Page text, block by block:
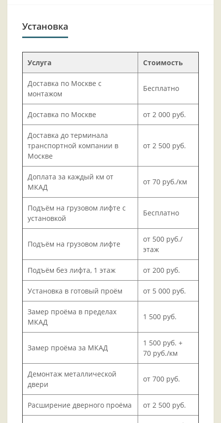
Установка
Услуга Стоимость
Доставка по Москве с
монтажом
Бесплатно
Доставка по Москве от 2 000 руб.
Доставка до терминала
транспортной компании в
Москве
от 2 500 руб.
Доплата за каждый км от
МКАД
от 70 руб./км
Подъём на грузовом лифте с
установкой
Бесплатно
Подъём на грузовом лифте
от 500 руб./
этаж
Подъём без лифта, 1 этаж от 200 руб.
Установка в готовый проём от 5 000 руб.
Замер проёма в пределах
МКАД
1 500 руб.
Замер проёма за МКАД
1 500 руб. +
70 руб./км
Демонтаж металлической
двери
от 700 руб.
Расширение дверного проёма от 2 500 руб.